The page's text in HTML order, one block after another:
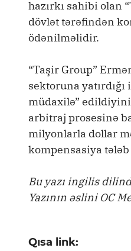
hazırkı sahibi olan
dövlət tərəfindən
ödənilməlidir.
“Taşir Group”
sektoruna
müdaxilə”
arbitraj prosesinə
milyonlarla dollar
kompensasiya
Bu yazı ingilis
Yazının əslini OC
Qısa link: